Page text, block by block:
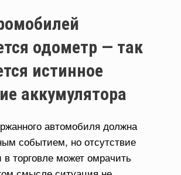
одометр — так
истинное
аккумулятора
автомобиля должна
событием, но отсутствие
в торговле может омрачить